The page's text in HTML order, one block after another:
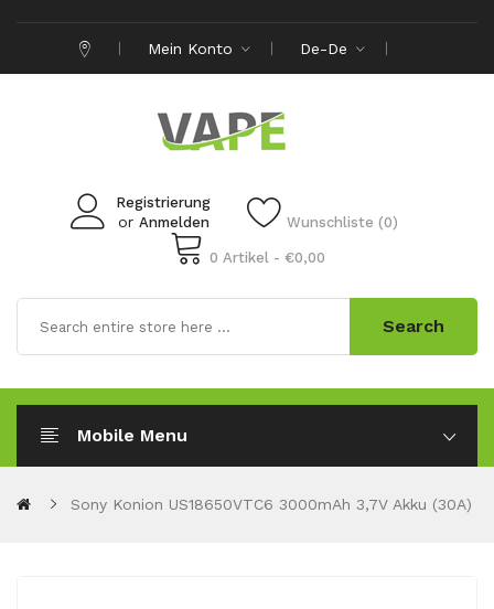
Mein Konto De-De
Registrierung
or Anmelden Wunschliste (0)
0 Artikel - €0,00
Search
Mobile Menu
Sony Konion US18650VTC6 3000mAh 3,7V Akku (30A)